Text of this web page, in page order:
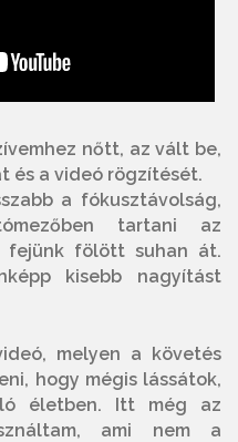
nőtt, az vált be,
és a videó rögzítését.
a fókusztávolság,
tartani az
fejünk fölött suhan át.
kisebb nagyítást
melyen a követés
hogy mégis lássátok,
életben. Itt még az
ami nem a